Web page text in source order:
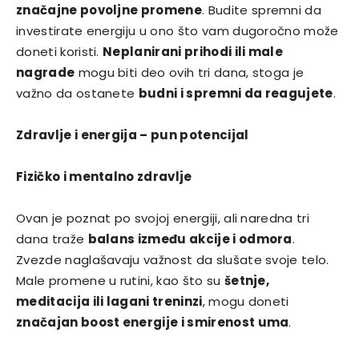
značajne povoljne promene. Budite spremni da
investirate energiju u ono što vam dugoročno može
doneti koristi. Neplanirani prihodi ili male
nagrade mogu biti deo ovih tri dana, stoga je
važno da ostanete budni i spremni da reagujete.
Zdravlje i energija – pun potencijal
Fizičko i mentalno zdravlje
Ovan je poznat po svojoj energiji, ali naredna tri
dana traže balans između akcije i odmora.
Zvezde naglašavaju važnost da slušate svoje telo.
Male promene u rutini, kao što su šetnje,
meditacija ili lagani treninzi, mogu doneti
značajan boost energije i smirenost uma.